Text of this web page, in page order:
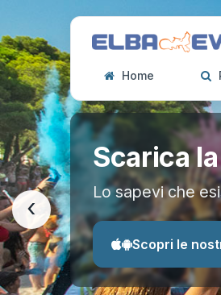
Home
Scarica
Lo sapevi che
Scopri le
‹